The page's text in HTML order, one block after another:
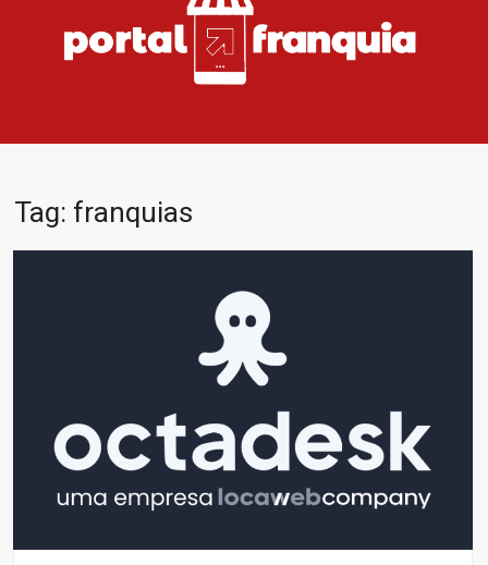
Tag: franquias